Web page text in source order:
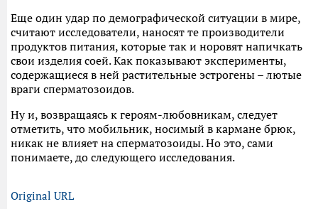
Еще один удар по демографической ситуации в мире,
считают исследователи, наносят те производители
продуктов питания, которые так и норовят напичкать
свои изделия соей. Как показывают эксперименты,
содержащиеся в ней растительные эстрогены – лютые
враги сперматозоидов.
Ну и, возвращаясь к героям-любовникам, следует
отметить, что мобильник, носимый в кармане брюк,
никак не влияет на сперматозоиды. Но это, сами
понимаете, до следующего исследования.
Original URL